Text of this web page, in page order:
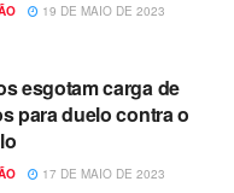
19 DE MAIO DE 2023
esgotam carga de
para duelo contra o
17 DE MAIO DE 2023